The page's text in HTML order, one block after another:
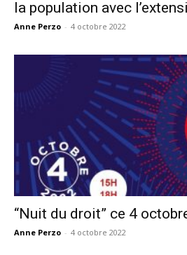
la population avec
Anne Perzo - 4 octobre 2022
“Nuit du droit” ce 4
Anne Perzo - 4 octobre 2022